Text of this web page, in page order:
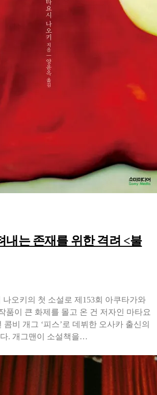
내는 존재를 위한 격려 <불
나오키의 첫 소설로 제153회 아쿠타가와
품이 큰 화제를 몰고 온 건 저자인 마타요
콤비 개그 ‘피스’로 데뷔한 오사카 출신의
. 개그맨이 소설책을…